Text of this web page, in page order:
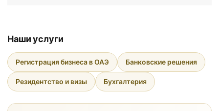
Наши услуги
Регистрация бизнеса в ОАЭ Банковские решения
Резидентство и визы Бухгалтерия